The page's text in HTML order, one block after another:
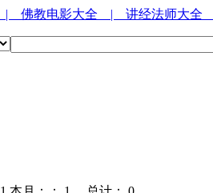
| 佛教电影大全 | 讲经法师大全